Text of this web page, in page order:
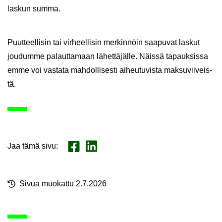
las­kun summa.
Puut­teel­li­sin tai vir­heel­li­sin mer­kin­nöin saa­pu­vat las­kut
jou­dum­me pa­laut­ta­maan lä­het­tä­jäl­le. Näis­sä ta­pauk­sis­sa
emme voi vas­ta­ta mah­dol­li­ses­ti ai­heu­tu­vis­ta mak­su­vii­veis­
tä.
Jaa tämä sivu: Jaa Face­book
Jaa Lin­ke­dI­nis­sä
Sivua muo­kat­tu 2.7.2026